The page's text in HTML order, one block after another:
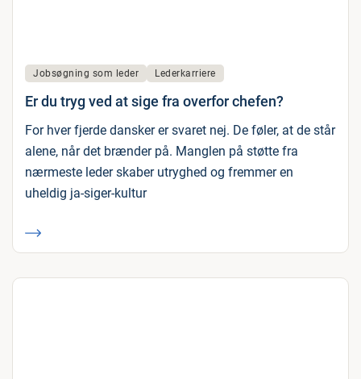
Jobsøgning som leder Lederkarriere
Er du tryg ved at sige fra overfor chefen?
For hver fjerde dansker er svaret nej. De føler, at de står
alene, når det brænder på. Manglen på støtte fra
nærmeste leder skaber utryghed og fremmer en
uheldig ja-siger-kultur